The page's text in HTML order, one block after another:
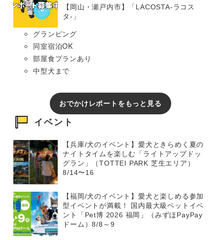
【岡山・瀬戸内市】「LACOSTA-ラコス
タ-」
グランピング
同室宿泊OK
部屋食プランあり
中型犬まで
おでかけレポートをもっと見る
イベント
【兵庫/犬のイベント】愛犬ときらめく夏の
ナイトタイムを楽しむ「ライトアップドッ
グラン」（TOTTEI PARK 芝生エリア）
8/14〜16
【福岡/犬のイベント】愛犬と楽しめる参加
型イベントが満載！ 国内最大級ペットイベ
ント「Pet博 2026 福岡」（みずほPayPay
ドーム）8/8～9